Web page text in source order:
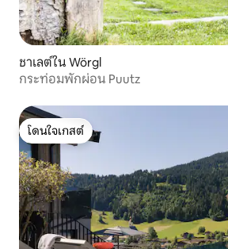
ชาเลต์ใน Wörgl
กระท่อมพักผ่อน Puutz
โดนใจเกสต์
โดนใจเกสต์